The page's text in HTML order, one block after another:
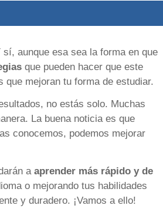
aunque esa sea la forma en que
que pueden hacer que este
mejoran tu forma de estudiar.
no estás solo. Muchas
La buena noticia es que
conocemos, podemos mejorar
aaprender más rápido y de
o mejorando tus habilidades
y duradero. ¡Vamos a ello!